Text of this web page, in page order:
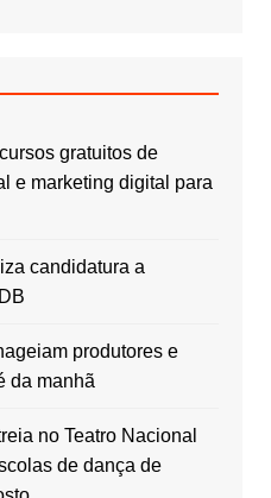
gratuitos de
e marketing digital para
candidatura a
produtores e
da manhã
no Teatro Nacional
de dança de